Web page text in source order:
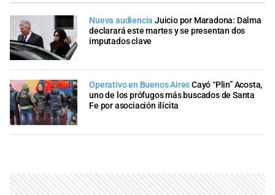
Nueva audiencia Juicio por Maradona: Dalma
declarará este martes y se presentan dos
imputados clave
Operativo en Buenos AiresCayó “Plin” Acosta,
uno de los prófugos más buscados de Santa
Fe por asociación ilícita